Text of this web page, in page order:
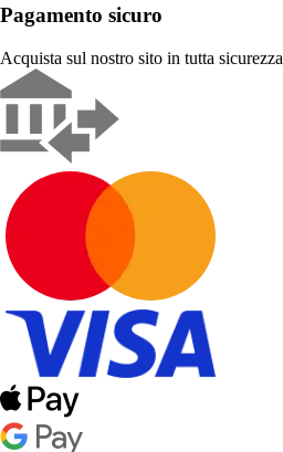
Pagamento sicuro
Acquista sul nostro sito in tutta sicurezza